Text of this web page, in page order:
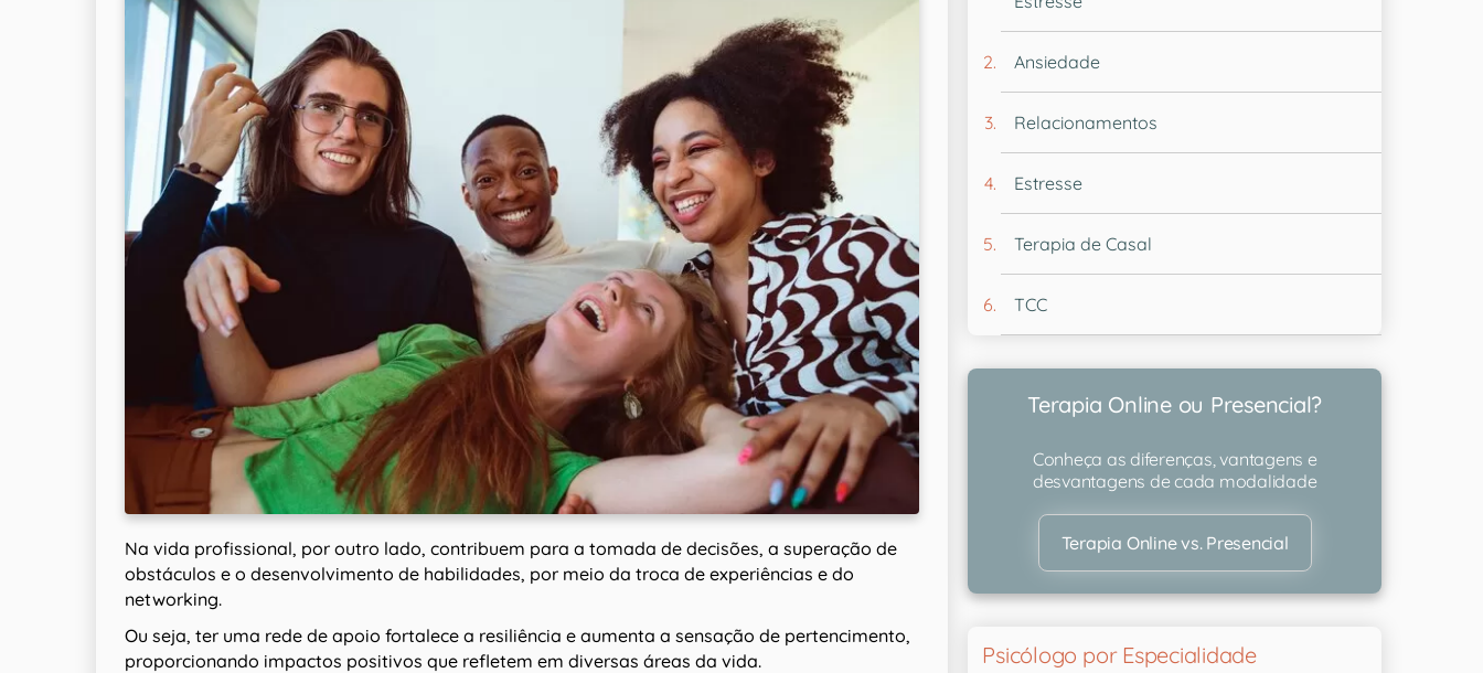
Na vida profissional, por outro lado, contribuem para a tomada de decisões, a superação de
obstáculos e o desenvolvimento de habilidades, por meio da troca de experiências e do
networking.
Ou seja, ter uma rede de apoio fortalece a resiliência e aumenta a sensação de pertencimento,
proporcionando impactos positivos que refletem em diversas áreas da vida.
Ansiedade
Relacionamentos
Estresse
Terapia de Casal
TCC
Terapia Online ou Presencial?
Conheça as diferenças, vantagens e
desvantagens de cada modalidade
Terapia Online vs. Presencial
Psicólogo por Especialidade